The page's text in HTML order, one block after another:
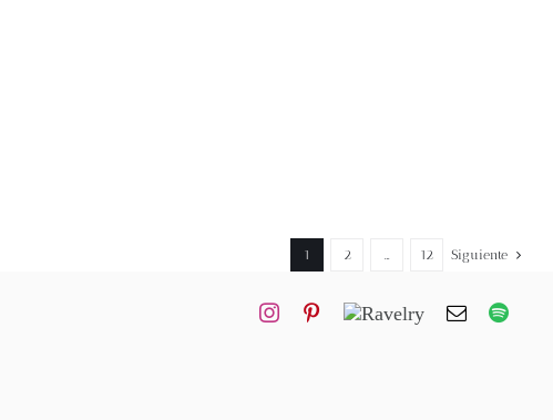
1 2 … 12 Siguiente